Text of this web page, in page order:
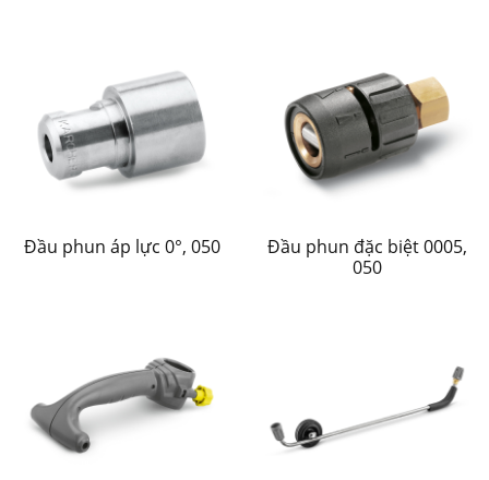
Đầu phun áp lực 0°, 050
Đầu phun đặc biệt 0005,
050